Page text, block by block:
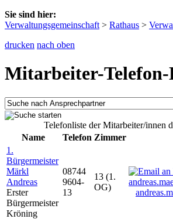
Sie sind hier:
Verwaltungsgemeinschaft > Rathaus >
drucken nach oben
Mitarbeiter-
Telefonliste der Mitarbeiter/innen
Name
Telefon Zimmer
1.
Bürgermeister
Märkl
Andreas
Erster
Bürgermeister
Kröning
08744
9604-
13
13 (1.
OG)